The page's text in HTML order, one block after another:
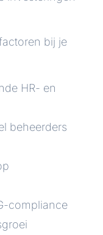
bij je
HR- en
beheerders
compliance